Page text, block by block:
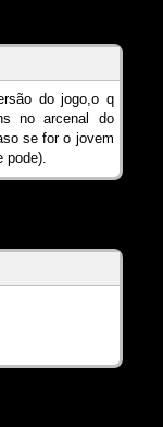
do jogo,o q
no arcenal do
se for o jovem
pode).